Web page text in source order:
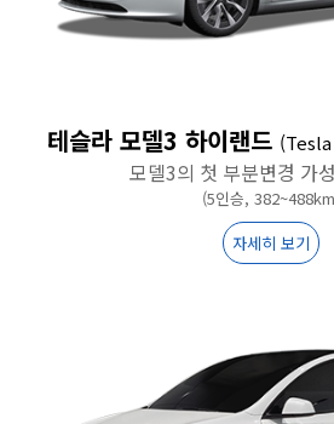
테슬라 모델3 하이랜드
모델3의 첫 부분변경 가
(5인승,
자세히 보기